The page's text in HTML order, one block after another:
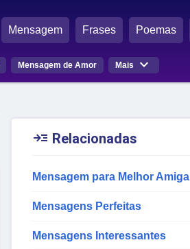
Mensagem Frases Poemas
Mensagem de Amor Mais 
 Relacionadas
Mensagem para Melhor Amiga
Mensagens Perfeitas
Mensagens Interessantes